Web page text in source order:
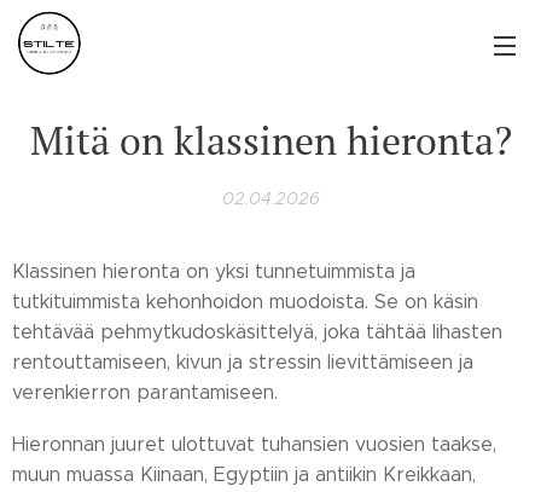
Mitä on klassinen hieronta?
02.04.2026
Klassinen hieronta on yksi tunnetuimmista ja
tutkituimmista kehonhoidon muodoista. Se on käsin
tehtävää pehmytkudoskäsittelyä, joka tähtää lihasten
rentouttamiseen, kivun ja stressin lievittämiseen ja
verenkierron parantamiseen.
Hieronnan juuret ulottuvat tuhansien vuosien taakse,
muun muassa Kiinaan, Egyptiin ja antiikin Kreikkaan,